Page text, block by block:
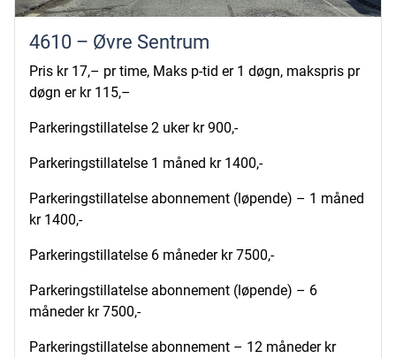
4610 – Øvre Sentrum
Pris kr 17,– pr time, Maks p-tid er 1 døgn, makspris pr
døgn er kr 115,–
Parkeringstillatelse 2 uker kr 900,-
Parkeringstillatelse 1 måned kr 1400,-
Parkeringstillatelse abonnement (løpende) – 1 måned
kr 1400,-
Parkeringstillatelse 6 måneder kr 7500,-
Parkeringstillatelse abonnement (løpende) – 6
måneder kr 7500,-
Parkeringstillatelse abonnement – 12 måneder kr